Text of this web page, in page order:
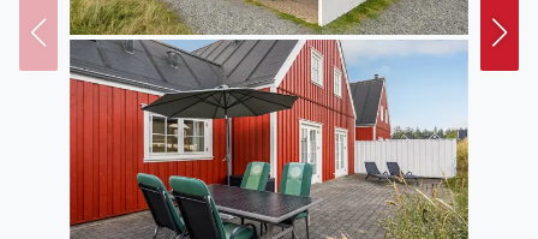
Multisportfelder, Tennisplätze (Schlüssel im Haus) und
Spielplätze zur Verfügung. In der Umgebung finden Sie
zudem verschiedene Golfmöglichkeiten sowie eine
Outdoor-Padelanlage. Blokhus ist ein lebendiger
Ferienort mit gemütlichen Cafés, Restaurants und
Geschäften – eingebettet in die beeindruckende Natur
der Nordsee mit breiten Sandstränden und frischer
Meeresluft. Für Action und Spaß liegt Fårup